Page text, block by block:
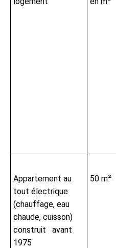
Appartement au
tout électrique
(chauffage, eau
chaude, cuisson)
construit avant
1975
50 m²